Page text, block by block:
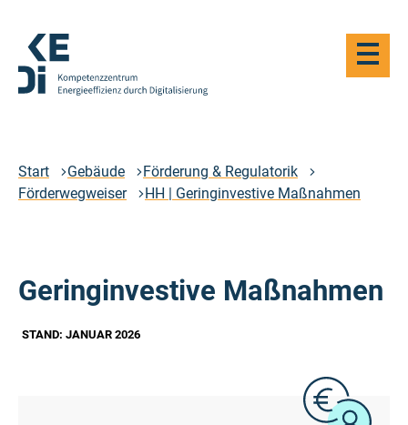
Hauptinhalt
springen
durch
Digitalisierung
Haupt-
öffnen
Start Gebäude
Förderung & Regulatorik
Förderwegweiser
HH | Geringinvestive Maßnahmen
Geringinvestive Maßnahmen
STAND: JANUAR 2026